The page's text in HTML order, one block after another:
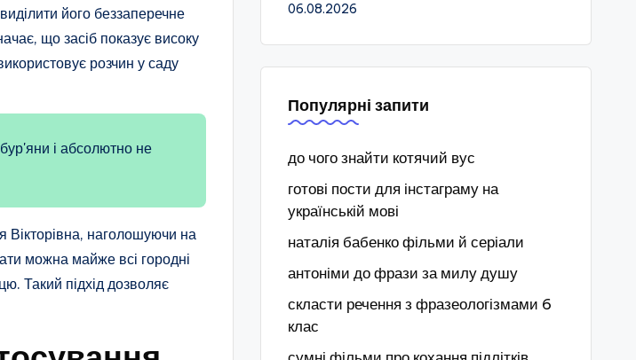
його беззаперечне
що засіб показує високу
розчин у саду
і абсолютно не
Вікторівна, наголошуючи на
можна майже всі городні
Такий підхід дозволяє
06.08.2026
Популярні запити
до чого знайти котячий вус
готові пости для інстаграму на
українській мові
наталія бабенко фільми й серіали
антоніми до фрази за милу душу
скласти речення з фразеологізмами 6
клас